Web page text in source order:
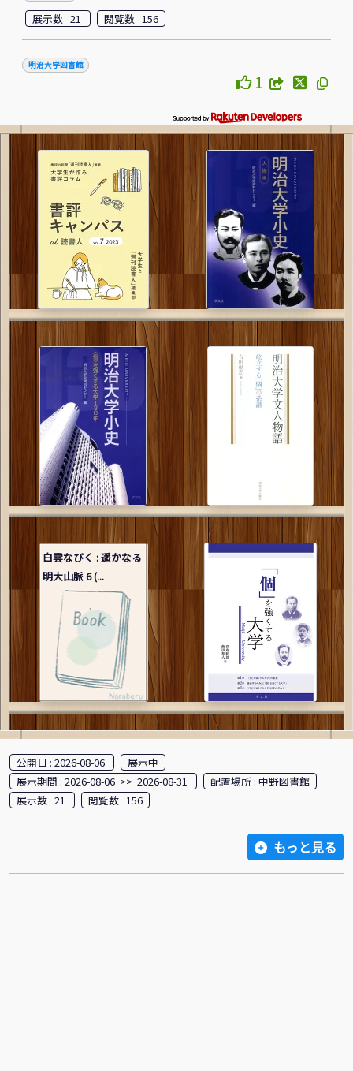
展示数 21 閲覧数 156
明治大学図書館
1
白雲なびく : 遥かなる
明大山脈 6 (...
公開日 : 2026-08-06
展示中
展示期間 : 2026-08-06 >> 2026-08-31
配置場所 : 中野図書館
展示数 21
閲覧数 156
もっと見る